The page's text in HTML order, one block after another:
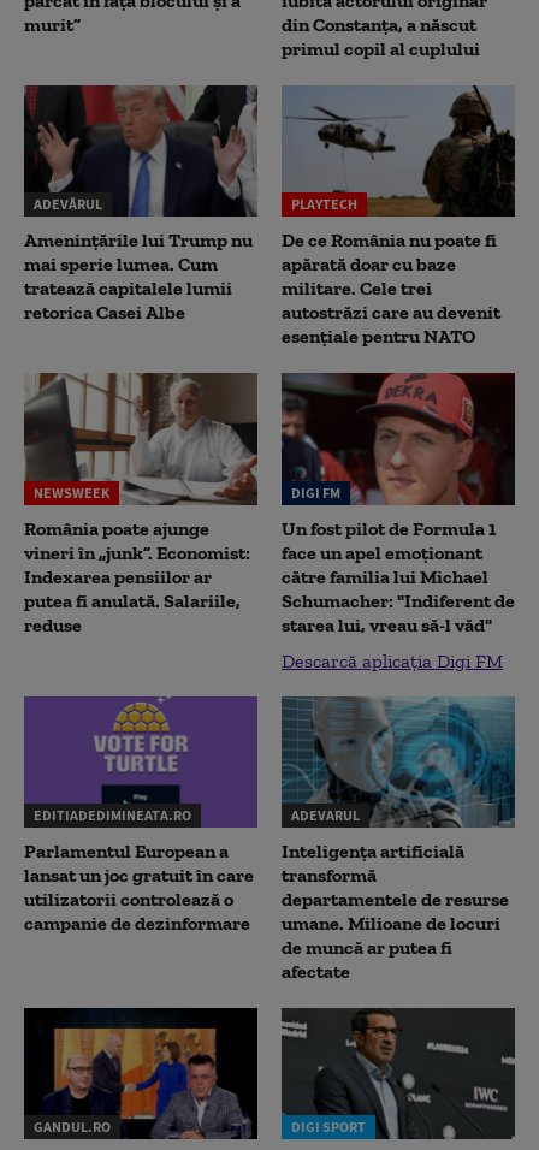
murit”
din Constanța, a născut
primul copil al cuplului
ADEVĂRUL
Amenințările lui Trump nu
mai sperie lumea. Cum
tratează capitalele lumii
retorica Casei Albe
PLAYTECH
De ce România nu poate fi
apărată doar cu baze
militare. Cele trei
autostrăzi care au devenit
esențiale pentru NATO
NEWSWEEK
România poate ajunge
vineri în „junk”. Economist:
Indexarea pensiilor ar
putea fi anulată. Salariile,
reduse
DIGI FM
Un fost pilot de Formula 1
face un apel emoționant
către familia lui Michael
Schumacher: "Indiferent de
starea lui, vreau să-l văd"
Descarcă aplicația Digi FM
EDITIADEDIMINEATA.RO
Parlamentul European a
lansat un joc gratuit în care
utilizatorii controlează o
campanie de dezinformare
ADEVARUL
Inteligența artificială
transformă
departamentele de resurse
umane. Milioane de locuri
de muncă ar putea fi
afectate
GANDUL.RO DIGI SPORT